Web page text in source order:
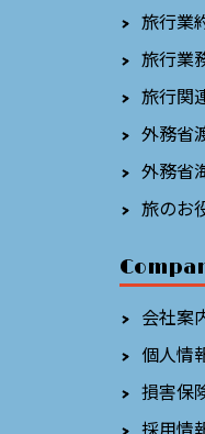
旅行業
旅行業
旅行関
外務省
外務省
旅のお
会社案
個人情
損害保